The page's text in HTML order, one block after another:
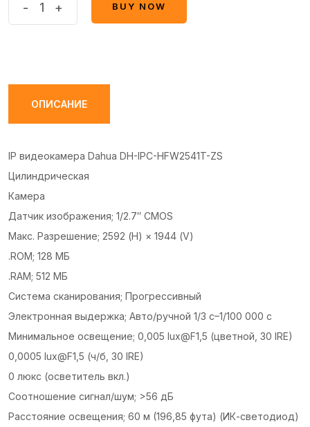
HFW2541T-
- +
BUY NOW
ОПИСАНИЕ
IP видеокамера Dahua DH-IPC-HFW2541T-ZS
Цилиндрическая
Камера
Датчик изображения; 1/2.7″ CMOS
Макс. Разрешение; 2592 (H) × 1944 (V)
.ROM; 128 МБ
.RAM; 512 МБ
Система сканирования; Прогрессивный
Электронная выдержка; Авто/ручной 1/3 с–1/100 000 с
Минимальное освещение; 0,005 lux@F1,5 (цветной, 30 IRE)
0,0005 lux@F1,5 (ч/б, 30 IRE)
0 люкс (осветитель вкл.)
Соотношение сигнал/шум; >56 дБ
Расстояние освещения; 60 м (196,85 фута) (ИК-светодиод)